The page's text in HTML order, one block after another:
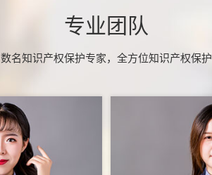
专业团队
数名知识产权保护专家，全方位知识产权保护